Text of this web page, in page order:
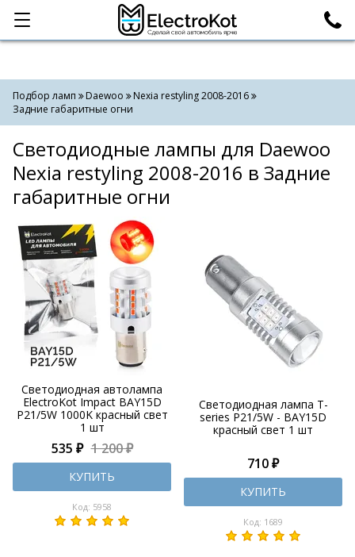
Категории Поиск
Подбор ламп Daewoo
Nexia restyling 2008-2016
Задние габаритные огни
Светодиодные лампы для Daewoo
Nexia restyling 2008-2016 в Задние
габаритные огни
Светодиодная автолампа
ElectroKot Impact BAY15D
P21/5W 1000K красный свет
1 шт
535 ₽ 1 200 ₽
КУПИТЬ
Код: 5958
Светодиодная лампа T-
series P21/5W - BAY15D
красный свет 1 шт
710 ₽
КУПИТЬ
Код: 1689